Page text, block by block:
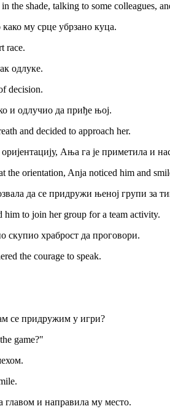
the shade, talking to some colleagues,
му срце убрзано куца.
race.
одлуке.
decision.
и одлучио да приђе њој.
and decided to approach her.
Ања га је приметила и
the orientation, Anja noticed him and
да се придружи њеној групи за
him to join her group for a team activity.
скупио храброст да проговори.
the courage to speak.
се придружим у игри?
game?"
главом и направила му место.